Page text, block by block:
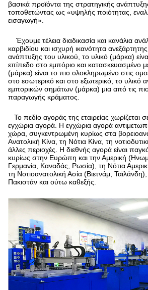
βασικά προϊόντα της στρατηγικής ανάπτυξης
τοποθετώντας ως «υψηλής ποιότητας,
εισαγωγή».
Έχουμε τέλεια διαδικασία και κανάλια
καρβιδίου και ισχυρή ικανότητα
ανάπτυξης του υλικού, το υλικό (μάρκα)
επίπεδο στο εμπόριο και κατασκευασμένο με
(μάρκα) είναι το πιο ολοκληρωμένο στις
στο εσωτερικό και στο εξωτερικό, το υλικό
εμπορικών σημάτων (μάρκα) μια από τις πιο
παραγωγής κράματος.
Το πεδίο αγοράς της εταιρείας χωρίζεται
εγχώρια αγορά. Η εγχώρια αγορά
χώρα, συγκεντρωμένη κυρίως στα
Ανατολική Κίνα, τη Νότια Κίνα, τη
άλλες περιοχές. Η διεθνής αγορά είναι
κυρίως στην Ευρώπη και την Αμερική
Γερμανία, Καναδάς, Ρωσία), τη Νότια
τη Νοτιοανατολική Ασία (Βιετνάμ, Ταϊλάνδη),
Πακιστάν και ούτω καθεξής.